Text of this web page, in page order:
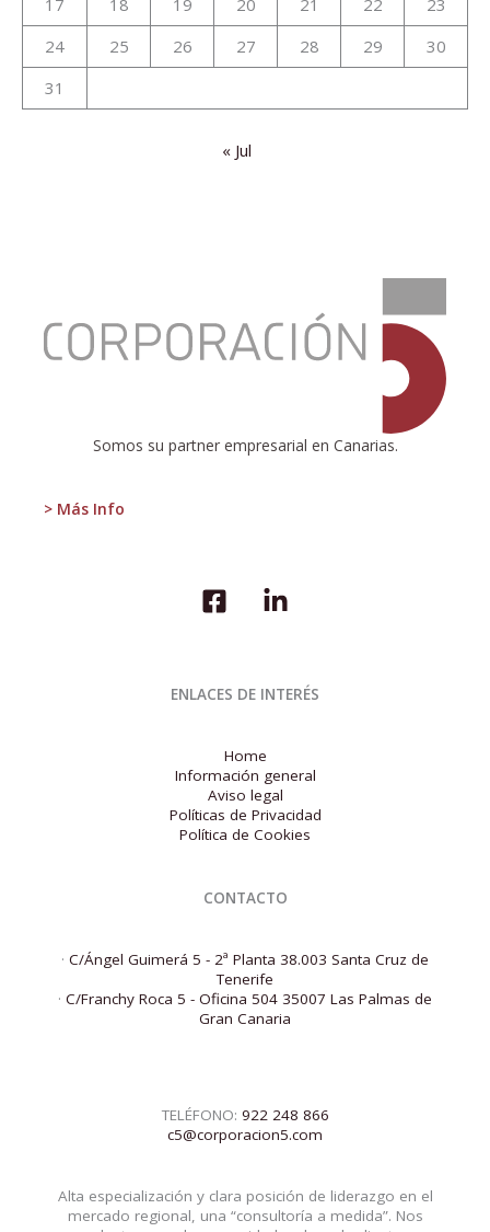
24
25 26 27 28 29
30
31
« Jul
Somos su partner empresarial en Canarias.
> Más Info
y
sus
ENLACES DE INTERÉS
Home
Información general
Aviso legal
Políticas de Privacidad
Política de Cookies
CONTACTO
· C/Ángel Guimerá 5 - 2ª Planta 38.003 Santa Cruz de
Tenerife
· C/Franchy Roca 5 - Oficina 504 35007 Las Palmas de
Gran Canaria
TELÉFONO: 922 248 866
c5@corporacion5.com
Alta especialización y clara posición de liderazgo en el
mercado regional, una “consultoría a medida”. Nos